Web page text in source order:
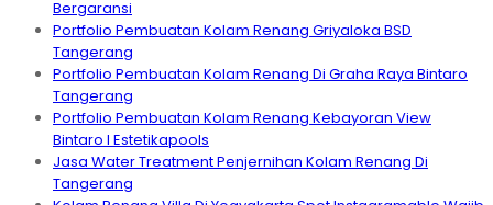
Bergaransi
Portfolio Pembuatan Kolam Renang Griyaloka BSD
Tangerang
Portfolio Pembuatan Kolam Renang Di Graha Raya Bintaro
Tangerang
Portfolio Pembuatan Kolam Renang Kebayoran View
Bintaro I Estetikapools
Jasa Water Treatment Penjernihan Kolam Renang Di
Tangerang